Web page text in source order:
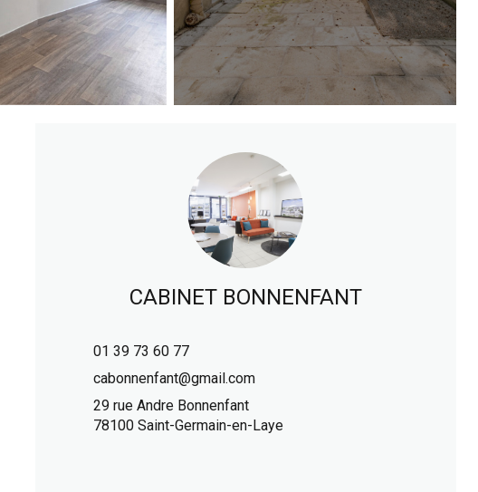
CABINET BONNENFANT
01 39 73 60 77
cabonnenfant@gmail.com
29 rue Andre Bonnenfant
78100 Saint-Germain-en-Laye